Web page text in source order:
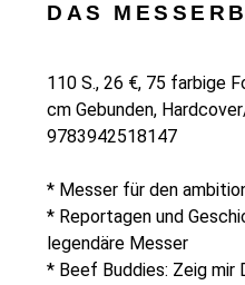
DAS
110 S., 26 €, 75 farbige
cm Gebunden,
9783942518147
* Messer für den
* Reportagen und
legendäre Messer
* Beef Buddies: Zeig mir